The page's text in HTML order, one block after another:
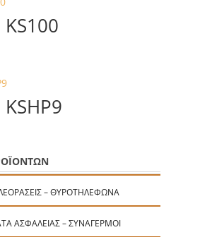
– ΘΥΡΟΤΗΛΈΦΩΝΑ
ΑΣΦΑΛΕΊΑΣ – ΣΥΝΑΓΕΡΜΟΊ